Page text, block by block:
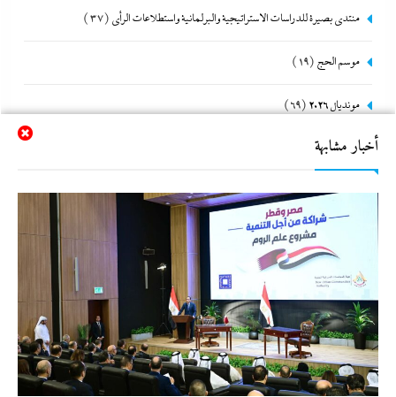
أخبار مشابهة
منتدى بصيرة للدراسات الاستراتيجية والبرلمانية واستطلاعات الرأى (37)
موسم الحج (19)
مونديال 2026 (69)
نشرة الأخبار
نشرة لايف(5٬349)
هى360 (29)
وحدة الصحافة والإعلام(110)
وحدة شئون المخابرات(353)